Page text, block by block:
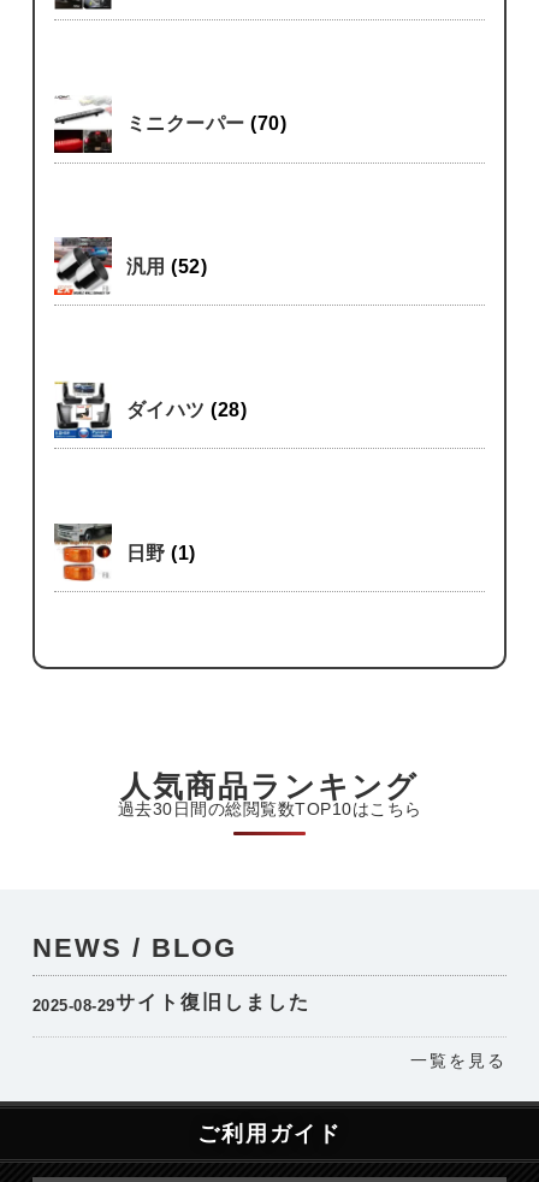
ミニクーパー(70)
汎用(52)
ダイハツ(28)
日野(1)
人気商品ランキング
過去30日間の総閲覧数TOP10はこちら
NEWS / BLOG
2025-08-29サイト復旧しました
一覧を見る
ご利用ガイド